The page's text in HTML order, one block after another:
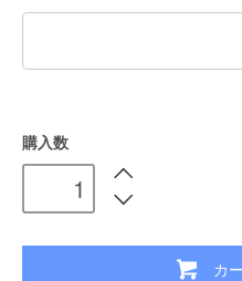
購入数
カ